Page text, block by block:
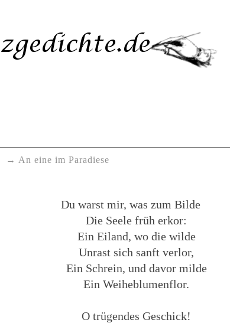
An eine im Paradiese
Du warst mir, was zum Bilde
Die Seele früh erkor:
Ein Eiland, wo die wilde
Unrast sich sanft verlor,
Ein Schrein, und davor milde
Ein Weiheblumenflor.
O trügendes Geschick!